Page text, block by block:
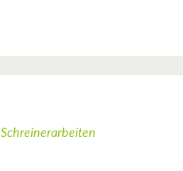
Schreinerarbeiten